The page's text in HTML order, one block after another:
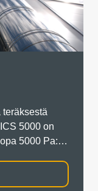
5000 on
5000 Pa:n